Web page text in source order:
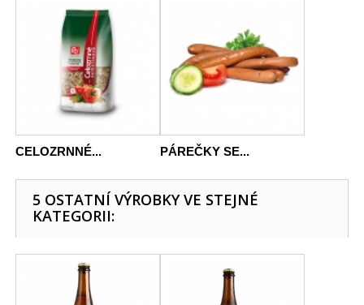
CELOZRNNÉ... PÁREČKY SE...
5 OSTATNÍ VÝROBKY VE STEJNÉ
KATEGORII: